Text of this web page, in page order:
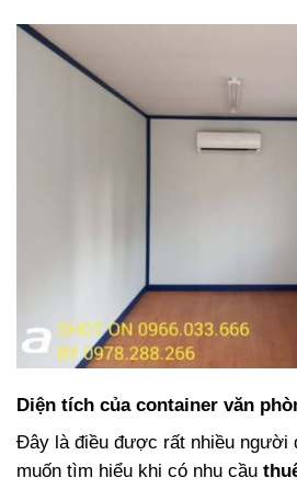
Diện tích của container văn
Đây là điều được rất nhiều người
muốn tìm hiểu khi có nhu cầu